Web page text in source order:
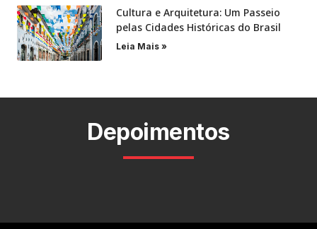
Cultura e Arquitetura: Um Passeio
pelas Cidades Históricas do Brasil
Leia Mais »
Depoimentos